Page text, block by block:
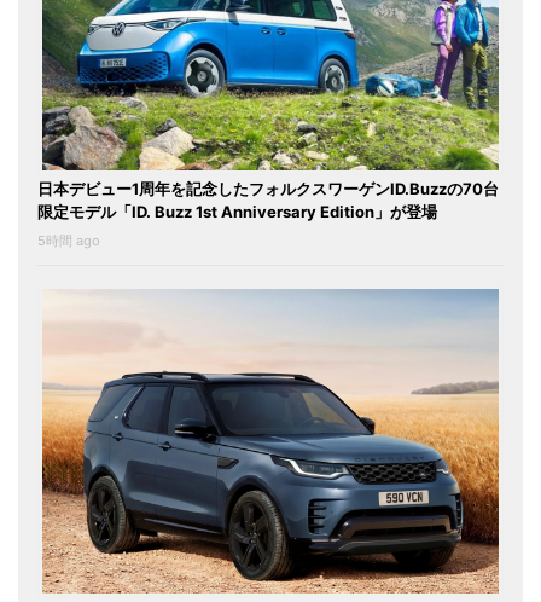
日本デビュー1周年を記念したフォルクスワーゲンID.Buzzの70台
限定モデル「ID. Buzz 1st Anniversary Edition」が登場
5時間 ago